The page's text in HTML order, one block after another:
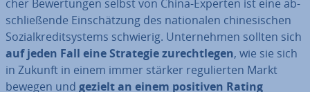
cher Be­wer­tun­gen selbst von China-Experten ist eine ab­
schlie­ßen­de Ein­schät­zung des na­tio­na­len chi­ne­si­schen
So­zi­al­kre­dit­sys­tems schwierig. Un­ter­neh­men sollten sich
auf jeden Fall eine Strategie zu­recht­le­gen, wie sie sich
in Zukunft in einem immer stärker re­gu­lier­ten Markt
bewegen und gezielt an einem positiven Rating